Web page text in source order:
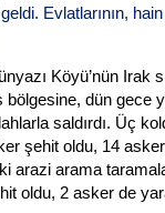
Evlatlarının,
Köyü’nün Irak
bölgesine, dün gece
saldırdı. Üç
şehit oldu, 14
arazi arama
oldu, 2 asker de